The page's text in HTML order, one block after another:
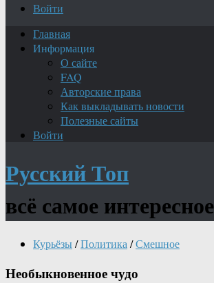
Войти
Главная
Информация
О сайте
FAQ
Авторские права
Как выкладывать новости
Полезные сайты
Войти
Русский Топ
всё самое интересное
Курьёзы/Политика /Смешное
Необыкновенное чудо